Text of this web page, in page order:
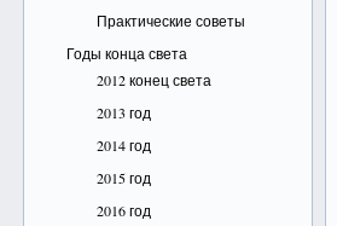
Практические советы
Годы конца света
2012 конец света
2013 год
2014 год
2015 год
2016 год